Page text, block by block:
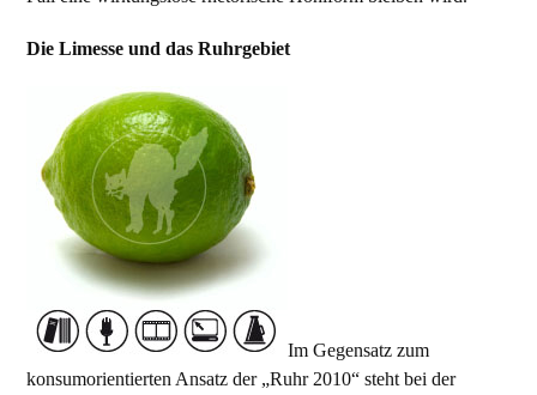
Die Limesse und das Ruhrgebiet
Im Gegensatz zum
konsumorientierten Ansatz der „Ruhr 2010“ steht bei der